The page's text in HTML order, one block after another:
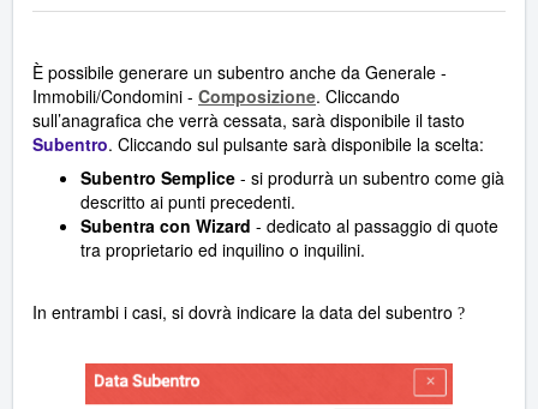
È possibile generare un subentro anche da Generale -
Immobili/Condomini - Composizione. Cliccando
sull’anagrafica che verrà cessata, sarà disponibile il tasto
Subentro. Cliccando sul pulsante sarà disponibile la scelta:
Subentro Semplice - si produrrà un subentro come già
descritto ai punti precedenti.
Subentra con Wizard - dedicato al passaggio di quote
tra proprietario ed inquilino o inquilini.
In entrambi i casi, si dovrà indicare la data del subentro ?